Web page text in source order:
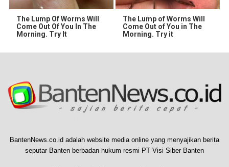
The Lump Of Worms Will
Come Out Of You In The
Morning. Try It
The Lump of Worms Will
Come Out of You in The
Morning. Try it
BantenNews.co.id adalah website media online yang menyajikan berita
seputar Banten berbadan hukum resmi PT Visi Siber Banten